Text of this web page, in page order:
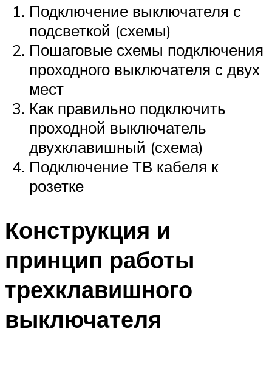
Подключение выключателя с
подсветкой (схемы)
Пошаговые схемы подключения
проходного выключателя с двух
мест
Как правильно подключить
проходной выключатель
двухклавишный (схема)
Подключение ТВ кабеля к
розетке
Конструкция и
принцип работы
трехклавишного
выключателя